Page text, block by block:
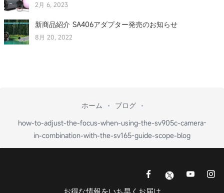
2月 6, 2023
新商品紹介 SA406アダプター発売のお知らせ
8月 20, 2022
ホーム
ブログ
how-to-adjust-the-focus-when-using-the-sv905c-camera-
in-combination-with-the-sv165-guide-scope-blog